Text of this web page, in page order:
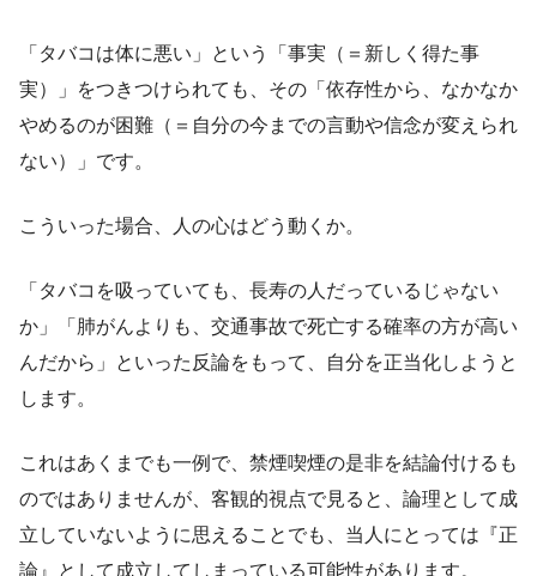
「タバコは体に悪い」という「事実（＝新しく得た事
実）」をつきつけられても、その「依存性から、なかなか
やめるのが困難（＝自分の今までの言動や信念が変えられ
ない）」です。
こういった場合、人の心はどう動くか。
「タバコを吸っていても、長寿の人だっているじゃない
か」「肺がんよりも、交通事故で死亡する確率の方が高い
んだから」といった反論をもって、自分を正当化しようと
します。
これはあくまでも一例で、禁煙喫煙の是非を結論付けるも
のではありませんが、客観的視点で見ると、論理として成
立していないように思えることでも、当人にとっては『正
論』として成立してしまっている可能性があります。